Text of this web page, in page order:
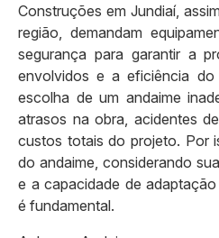
Construções em Jundiaí,
região, demandam
segurança para garantir a
envolvidos e a eficiência
escolha de um andaime
atrasos na obra, acidentes
custos totais do projeto. Por
do andaime, considerando
e a capacidade de
é fundamental.